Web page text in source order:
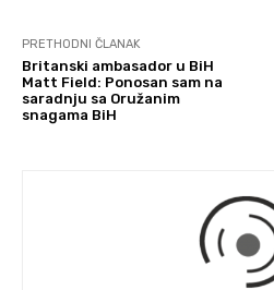
PRETHODNI ČLANAK
Britanski ambasador u BiH
Matt Field: Ponosan sam na
saradnju sa Oružanim
snagama BiH